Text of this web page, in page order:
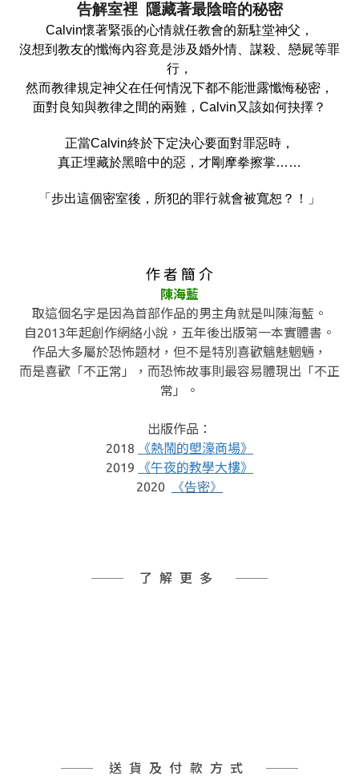
告解室裡  隱藏著最陰暗的秘密
Calvin懷著緊張的心情就任教會的新駐堂神父，
沒想到教友的懺悔內容竟是涉及婚外情、謀殺、戀屍等罪
行，
然而教律規定神父在任何情況下都不能泄露懺悔秘密，
面對良知與教律之間的兩難，Calvin又該如何抉擇？
正當Calvin終於下定決心要面對罪惡時，
真正埋藏於黑暗中的惡，才剛摩拳擦掌……
「步出這個密室後，所犯的罪行就會被寬恕？！」
作 者 簡 介
陳海藍
取這個名字是因為首部作品的男主角就是叫陳海藍。
自2013年起創作網絡小說，五年後出版第一本實體書。
作品大多屬於恐怖題材，但不是特別喜歡魑魅魍魎，
而是喜歡「不正常」，而恐怖故事則最容易體現出「不正
常」。
出版作品：
2018
《熱鬧的塱濠商場》
2019
《午夜的教學大樓》
2020
《告密》
了解更多
送貨及付款方式